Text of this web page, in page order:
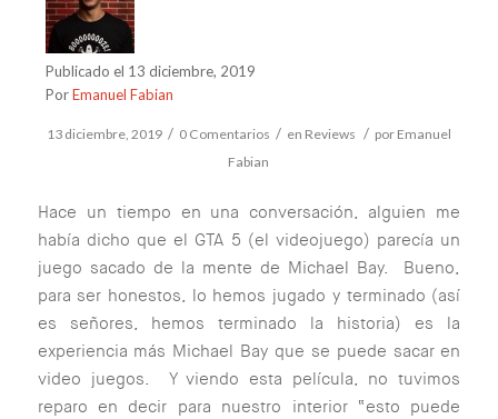
Publicado el 13 diciembre, 2019
PorEmanuel Fabian
13 diciembre, 2019 / 0 Comentarios / en Reviews / por Emanuel
Fabian
Hace un tiempo en una conversación, alguien me
había dicho que el GTA 5 (el videojuego) parecía un
juego sacado de la mente de Michael Bay. Bueno,
para ser honestos, lo hemos jugado y terminado (así
es señores, hemos terminado la historia) es la
experiencia más Michael Bay que se puede sacar en
video juegos. Y viendo esta película, no tuvimos
reparo en decir para nuestro interior “esto puede